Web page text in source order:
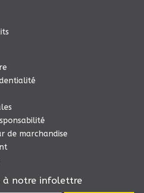
de marchandise
à notre infolettre